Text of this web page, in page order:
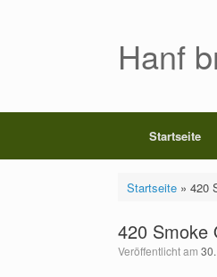
Hanf
Startseite
Startseite» 420
420 Smoke
Veröffentlicht am